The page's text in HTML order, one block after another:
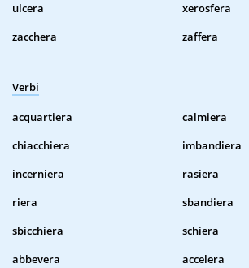
ulcera
xerosfera
zacchera
zaffera
Verbi
acquartiera
calmiera
chiacchiera
imbandiera
incerniera
rasiera
riera
sbandiera
sbicchiera
schiera
abbevera
accelera